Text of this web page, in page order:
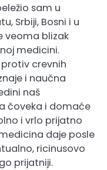
sam u
Srbiji, Bosni i u
veoma blizak
medicini.
crevnih
i naučna
naš
čoveka i domaće
i vrlo prijatno
daje posle
ricinusovo
prijatniji.